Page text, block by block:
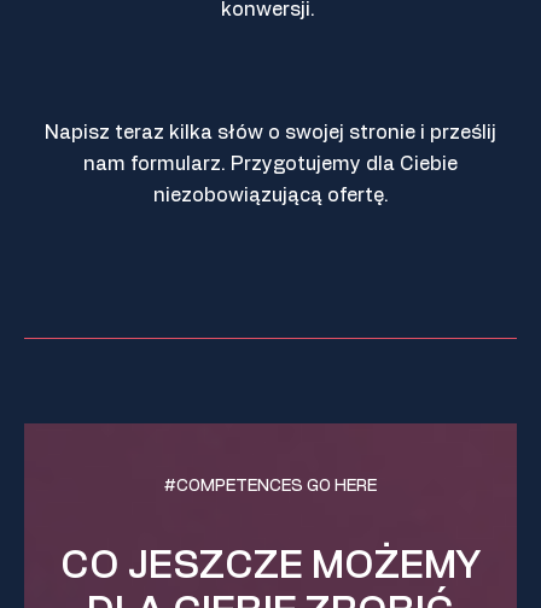
konwersji.
Napisz teraz kilka słów o swojej stronie i prześlij
nam formularz. Przygotujemy dla Ciebie
niezobowiązującą ofertę.
#COMPETENCES GO HERE
CO JESZCZE MOŻEMY